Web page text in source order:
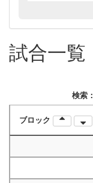
試合一覧
検索：
ブロック